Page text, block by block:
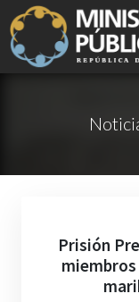
Prisión